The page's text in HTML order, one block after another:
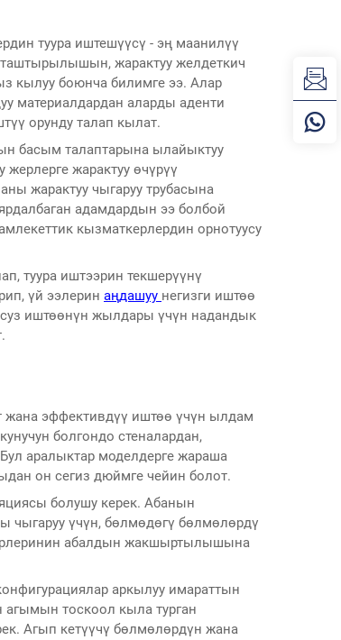
туура иштешүүсү - эң маанилүү
жарактуу желдеткич
кылуу боюнча билимге ээ. Алар
материалдардан аларды аденти
орунду талап кылат.
басым талаптарына ылайыктуу
жарактуу өчүрүү
жарактуу чыгаруу трубасына
адамдардын ээ болбой
кызматкерлердин орнотуусу
туура иштээрин текшерүүнү
үй ээлерин аңдашуу негизги иштөө
иштөөнүн жылдары үчүн надандык
жана эффективдүү иштөө үчүн ылдам
болгондо стеналардан,
аралыктар моделдерге жараша
он сегиз дюймге чейин болот.
болушу керек. Абанын
чыгаруу үчүн, бөлмөдөгү бөлмөлөрдү
абалдын жакшыртылышына
аркылуу имараттын
тоскоол кыла турган
Агып кетүүчү бөлмөлөрдүн жана